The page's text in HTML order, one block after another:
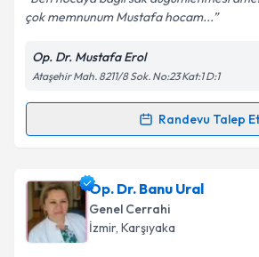
Kişisel verilerimin işlenmesine
Metni'ni okudum ve kişisel
kapsamda işlenmesini kabul
çok memnunum Mustafa hocam...
Op. Dr. Mustafa Erol
Ataşehir Mah. 8211/8 Sok. No:23 Kat:1 D:1
Randevu Talep Et
Randevu Takvimi Talebi
Op. Dr. Mustafa Eroliçin randevu
oluşturun. Size bu uzmandan
takvim hazırlandığında e-posta ile
Op. Dr. Banu Ural
Genel Cerrahi
İzmir, Karşıyaka